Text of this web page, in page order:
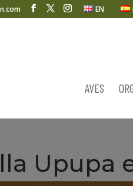
EN
AVES
Upupa